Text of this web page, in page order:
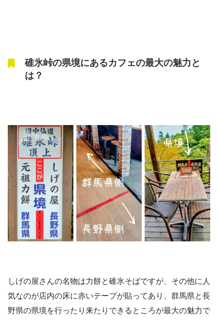
碓氷峠の県境にあるカフェの最大の魅力と
は？
しげの屋さんの名物は力餅と碓氷そばですが、その他に人
気なのが店内の床に赤いテープが貼ってあり、群馬県と長
野県の県境を行ったり来たりできるところが最大の魅力で